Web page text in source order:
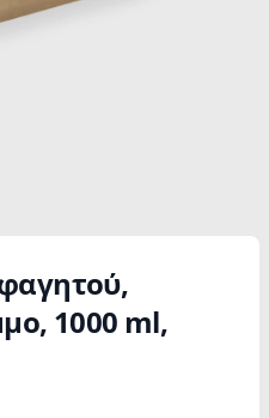
1000 ml,